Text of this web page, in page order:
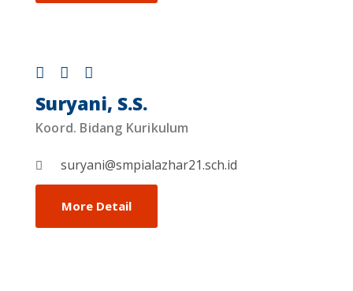
Suryani, S.S.
Koord. Bidang Kurikulum
suryani@smpialazhar21.sch.id
More Detail